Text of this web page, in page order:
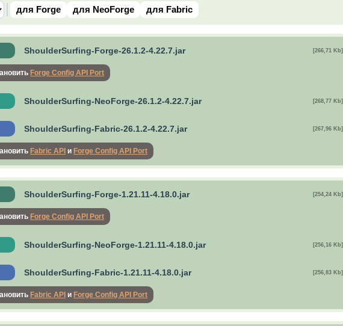
для Forge для NeoForge для Fabric
ShoulderSurfing-Forge-26.1.2-4.22.7.jar [266,71 Kb]
Forge Config API Port
ShoulderSurfing-NeoForge-26.1.2-4.22.7.jar [268,77 Kb]
ShoulderSurfing-Fabric-26.1.2-4.22.7.jar [267,96 Kb]
Fabric API и Forge Config API Port
ShoulderSurfing-Forge-1.21.11-4.18.0.jar [254,24 Kb]
Forge Config API Port
ShoulderSurfing-NeoForge-1.21.11-4.18.0.jar [256,16 Kb]
ShoulderSurfing-Fabric-1.21.11-4.18.0.jar [256,83 Kb]
Fabric API и Forge Config API Port